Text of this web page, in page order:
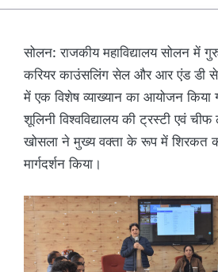
सोलन: राजकीय महाविद्यालय सोलन में
करियर काउंसलिंग सेल और आर एंड डी
में एक विशेष व्याख्यान का आयोजन किया
शूलिनी विश्वविद्यालय की ट्रस्टी एवं
खोसला ने मुख्य वक्ता के रूप में शिरकत
मार्गदर्शन किया।